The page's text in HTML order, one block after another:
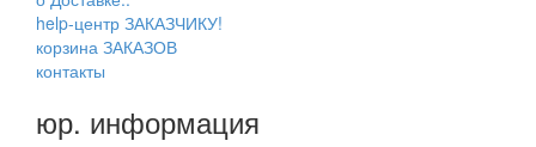
help-центр ЗАКАЗЧИКУ!
корзина ЗАКАЗОВ
контакты
юр. информация